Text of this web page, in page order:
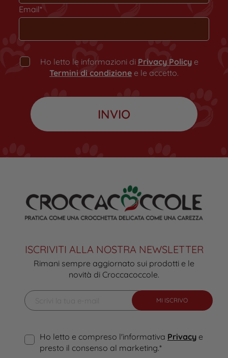
Email*
Ho letto le informazioni di Privacy Policye
Termini di condizione e le accetto.
ISCRIVITI ALLA NOSTRA NEWSLETTER
Rimani sempre aggiornato sui prodotti e le
novità di Croccacoccole.
MI ISCRIVO
Ho letto e compreso l'informativa Privacye
presto il consenso al marketing.*